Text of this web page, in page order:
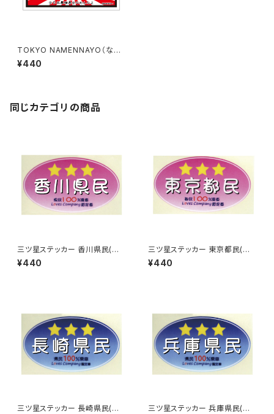
TOKYO NAMENNAYO（なめ
ねこ）ご当地ステッカー B-6
¥440
同じカテゴリの商品
三ツ星ステッカー 香川県民(ピ
ンク)
¥440
三ツ星ステッカー 東京都民(ピ
ンク)
¥440
三ツ星ステッカー 長崎県民(ブ
三ツ星ステッカー 兵庫県民(ブ